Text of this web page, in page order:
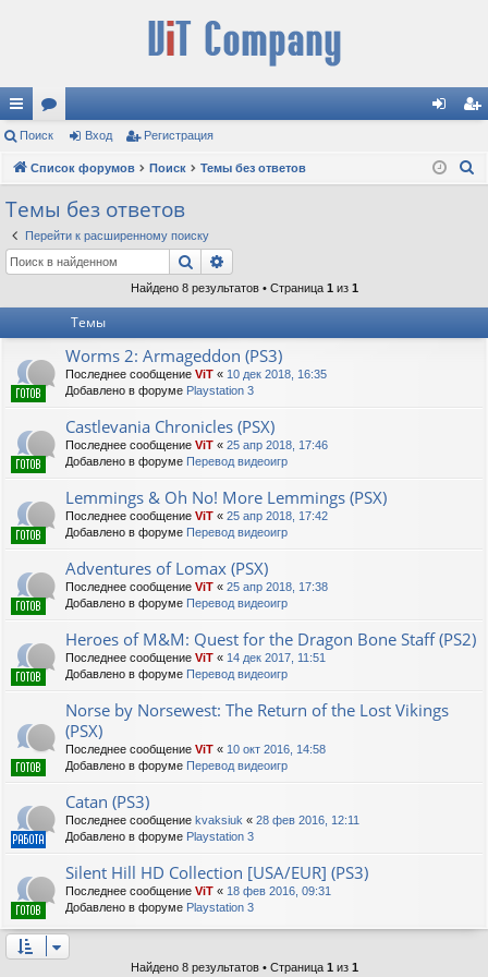
с
ы
лк
и
ор
ум д ис
Поиск Вход Регистрация
Список форумов Поиск Темы без ответов
Темы без ответов
Перейти к расширенному поиску
Поиск
Найдено 8 результатов • Страница 1 из 1
Темы
Worms 2: Armageddon (PS3)
Последнее сообщение ViT « 10 дек 2018, 16:35
Добавлено в форуме Playstation 3
Castlevania Chronicles (PSX)
Последнее сообщение ViT « 25 апр 2018, 17:46
Добавлено в форуме Перевод видеоигр
Lemmings & Oh No! More Lemmings (PSX)
Последнее сообщение ViT « 25 апр 2018, 17:42
Добавлено в форуме Перевод видеоигр
Adventures of Lomax (PSX)
Последнее сообщение ViT « 25 апр 2018, 17:38
Добавлено в форуме Перевод видеоигр
Heroes of M&M: Quest for the Dragon Bone Staff (PS2)
Последнее сообщение ViT « 14 дек 2017, 11:51
Добавлено в форуме Перевод видеоигр
Norse by Norsewest: The Return of the Lost Vikings
(PSX)
Последнее сообщение ViT « 10 окт 2016, 14:58
Добавлено в форуме Перевод видеоигр
Catan (PS3)
Последнее сообщение kvaksiuk « 28 фев 2016, 12:11
Добавлено в форуме Playstation 3
Silent Hill HD Collection [USA/EUR] (PS3)
Последнее сообщение ViT « 18 фев 2016, 09:31
Добавлено в форуме Playstation 3
Найдено 8 результатов • Страница 1 из 1